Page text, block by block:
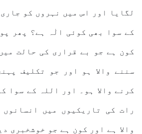
لگایا اور اس میں نہروں کو
کے سوا بھی کوئی الٰہ ہے؟ پھر
کون ہے جو بے قراری کی حالت
سننے والا ہو اور جو تکلیف
کرنے والا ہو۔ اور اللہ کے سوا
رات کی تاریکیوں میں
والا ہے اور کون ہے جو خوشخبری